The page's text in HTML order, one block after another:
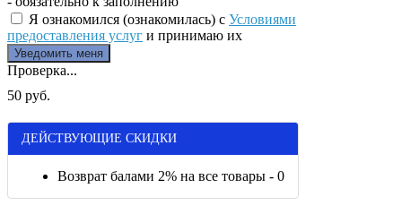
Я ознакомился (ознакомилась) с Условиями
предоставления услуг и принимаю их
Проверка...
50 руб.
ДЕЙСТВУЮЩИЕ СКИДКИ
Возврат балами 2% на все товары - 0